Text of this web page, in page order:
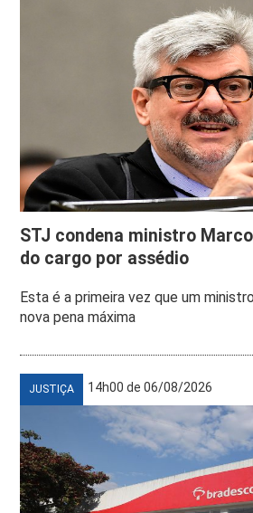
STJ condena ministro
do cargo por assédio
Esta é a primeira vez que um
nova pena máxima
JUSTIÇA 14h00 de 06/08/2026